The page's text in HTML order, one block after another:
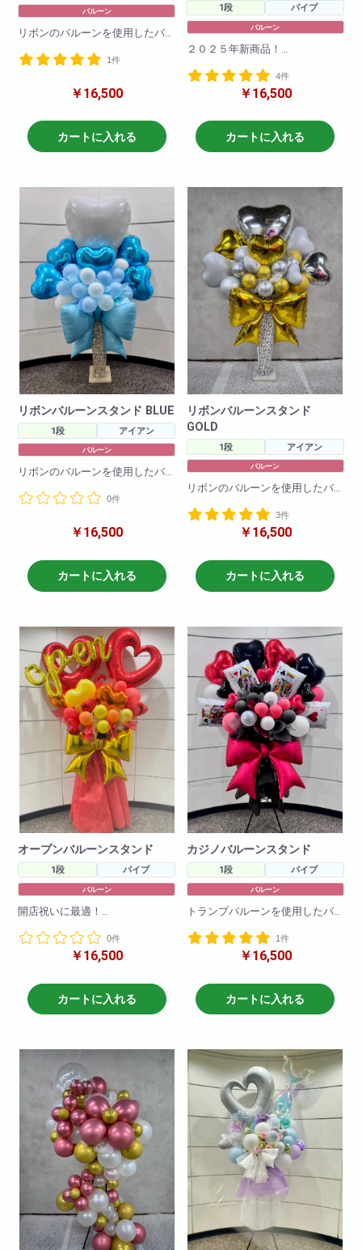
バルーン
リボンのバルーンを使用したバ
バルーンのお色の変更も可能で
W80
1件
￥16,500
カートに入れる
1段 パイプ
バルーン
２０２５年新商品！
用した
バルーンスタンドです。
バルーンのお色の変更も可能で
す!
4件
￥16,500
カートに入れる
リボンバルーンスタンド BLUE
1段 アイアン
バルーン
リボンのバルーンを使用したバ
バルーンのお色の変更も可能で
W80
0件
￥16,500
カートに入れる
リボンバルーンスタンド
GOLD
1段 アイアン
バルーン
リボンのバルーンを使用したバ
バルーンのお色の変更も可能で
H190
W80
3件
￥16,500
カートに入れる
オープンバルーンスタンド
1段 パイプ
バルーン
開店祝いに最適！
ンスタンドです。
バルーンのお色の変更も可能で
H190
W80
0件
￥16,500
カートに入れる
カジノバルーンスタンド
1段 パイプ
バルーン
トランプバルーンを使用したバ
バルーンのお色の変更も可能で
H190
W80
1件
￥16,500
カートに入れる